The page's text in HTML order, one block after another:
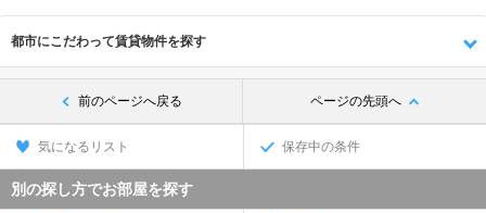
都市にこだわって賃貸物件を探す
前のページへ戻る ページの先頭へ
気になるリスト 保存中の条件
別の探し方でお部屋を探す